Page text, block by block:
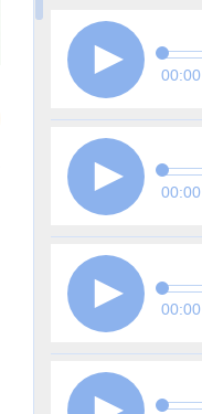
00:00
00:00
00:00